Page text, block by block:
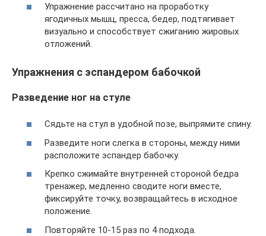
Упражнение рассчитано на проработку
ягодичных мышц, пресса, бедер, подтягивает
визуально и способствует сжиганию жировых
отложений.
Упражнения с эспандером бабочкой
Разведение ног на стуле
Сядьте на стул в удобной позе, выпрямите спину.
Разведите ноги слегка в стороны, между ними
расположите эспандер бабочку.
Крепко сжимайте внутренней стороной бедра
тренажер, медленно сводите ноги вместе,
фиксируйте точку, возвращайтесь в исходное
положение.
Повторяйте 10-15 раз по 4 подхода.